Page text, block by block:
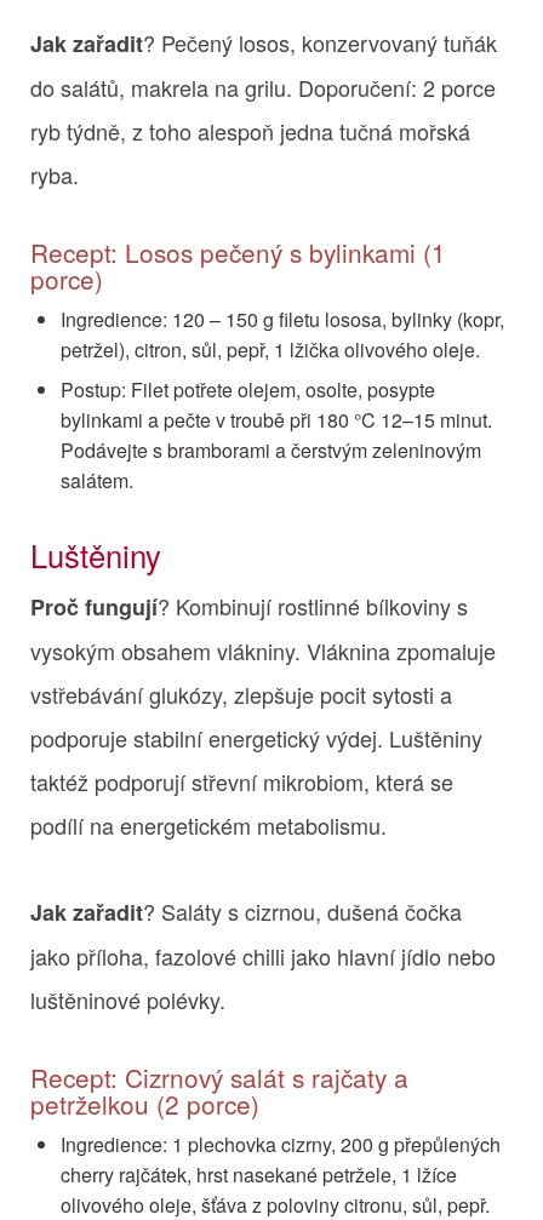
Jak zařadit? Pečený losos, konzervovaný tuňák
do salátů, makrela na grilu. Doporučení: 2 porce
ryb týdně, z toho alespoň jedna tučná mořská
ryba.
Recept: Losos pečený s bylinkami (1
porce)
Ingredience: 120 – 150 g filetu lososa, bylinky (kopr,
petržel), citron, sůl, pepř, 1 lžička olivového oleje.
Postup: Filet potřete olejem, osolte, posypte
bylinkami a pečte v troubě při 180 °C 12–15 minut.
Podávejte s bramborami a čerstvým zeleninovým
salátem.
Luštěniny
Proč fungují? Kombinují rostlinné bílkoviny s
vysokým obsahem vlákniny. Vláknina zpomaluje
vstřebávání glukózy, zlepšuje pocit sytosti a
podporuje stabilní energetický výdej. Luštěniny
taktéž podporují střevní mikrobiom, která se
podílí na energetickém metabolismu.
Jak zařadit? Saláty s cizrnou, dušená čočka
jako příloha, fazolové chilli jako hlavní jídlo nebo
luštěninové polévky.
Recept: Cizrnový salát s rajčaty a
petrželkou (2 porce)
Ingredience: 1 plechovka cizrny, 200 g přepůlených
cherry rajčátek, hrst nasekané petržele, 1 lžíce
olivového oleje, šťáva z poloviny citronu, sůl, pepř.